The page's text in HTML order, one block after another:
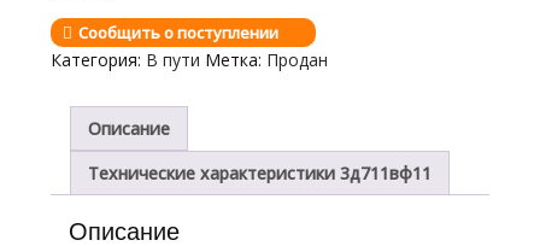
Сообщить о поступлении
Категория: В пути Метка: Продан
Описание
Технические характеристики 3д711вф11
Описание